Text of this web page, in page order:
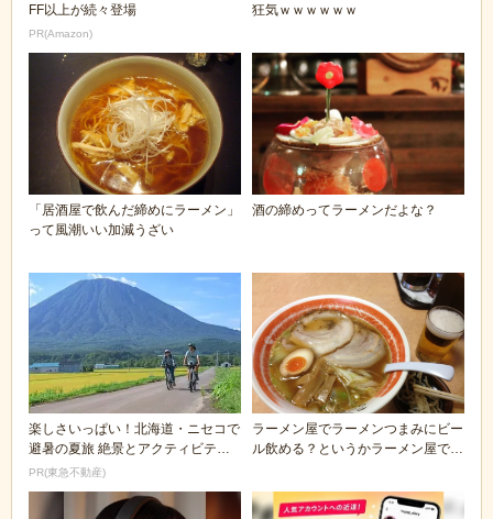
FF以上が続々登場
PR(Amazon)
狂気ｗｗｗｗｗｗ
「居酒屋で飲んだ締めにラーメン」
って風潮いい加減うざい
酒の締めってラーメンだよな？
楽しさいっぱい！北海道・ニセコで
避暑の夏旅 絶景とアクティビティ
が揃う「ニセコ東...
PR(東急不動産)
ラーメン屋でラーメンつまみにビー
ル飲める？というかラーメン屋でビ